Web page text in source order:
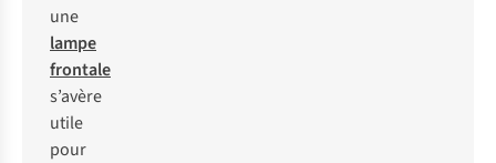
une
lampe
frontale
s’avère
utile
pour